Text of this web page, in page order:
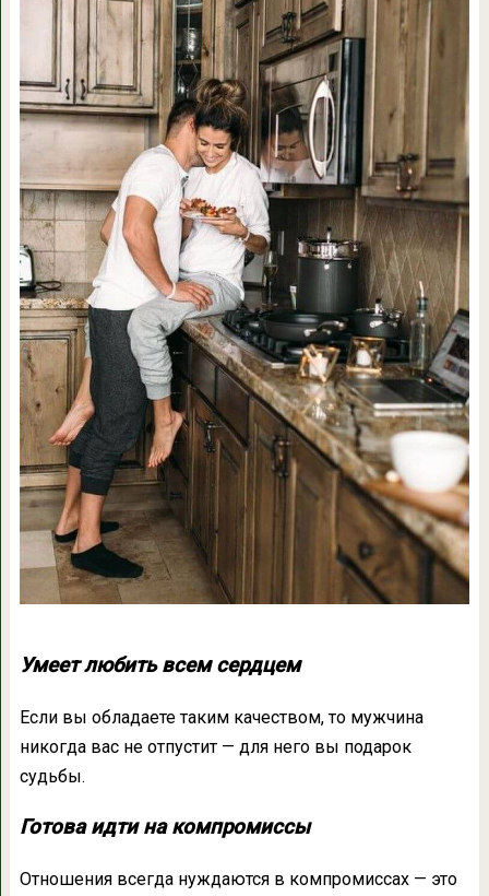
Умеет любить всем сердцем
Если вы обладаете таким качеством, то мужчина
никогда вас не отпустит — для него вы подарок
судьбы.
Готова идти на компромиссы
Отношения всегда нуждаются в компромиссах — это